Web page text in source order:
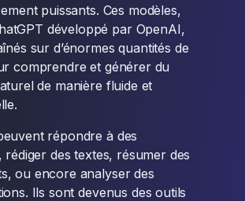
puissants. Ces modèles,
développé par OpenAI,
sur d’énormes quantités de
comprendre et générer du
de manière fluide et
répondre à des
rédiger des textes, résumer des
ou encore analyser des
Ils sont devenus des outils